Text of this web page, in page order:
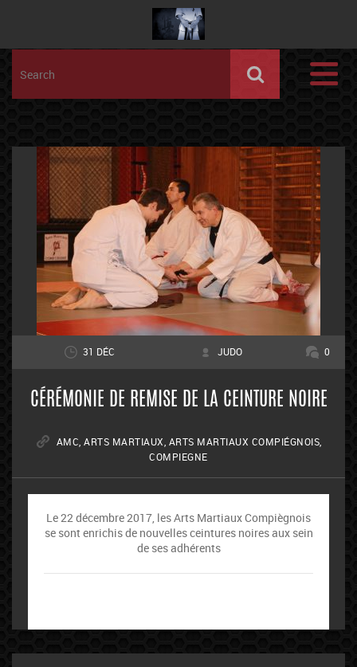
31 DÉC JUDO 0
CÉRÉMONIE DE REMISE DE LA CEINTURE NOIRE
AMC ARTS MARTIAUX ARTS MARTIAUX COMPIÉGNOIS
COMPIEGNE
Le 22 décembre 2017, les Arts Martiaux Compiègnois
se sont enrichis de nouvelles ceintures noires aux sein
de ses adhérents